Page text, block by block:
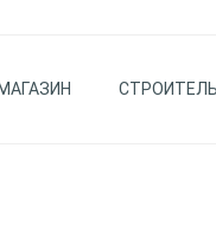
МАГАЗИН